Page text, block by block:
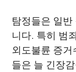
탐정들은 일
니다. 특히 범
외도불륜 증거
들은 늘 긴장